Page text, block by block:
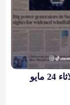
أبرز عناوين الصحف البريطانية ليوم الثلاثاء 24 مايو